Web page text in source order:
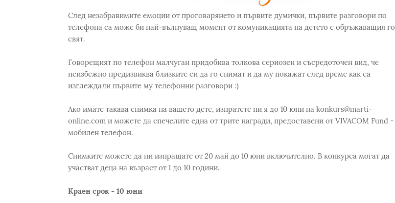
След незабравимите емоции от проговарянето и първите думички, първите разговори по
телефона са може би най-вълнуващ момент от комуникацията на детето с обръжаващия го
свят.
Говорещият по телефон малчуган придобива толкова сериозен и съсредоточен вид, че
неизбежно предизвиква близките си да го снимат и да му покажат след време как са
изглеждали първите му телефонни разговори :)
Ако имате такава снимка на вашето дете, изпратете ни я до 10 юни на konkurs@marti-
online.com и можете да спечелите една от трите награди, предоставени от VIVACOM Fund -
мобилен телефон.
Снимките можете да ни изпращате от 20 май до 10 юни включително. В конкурса могат да
участват деца на възраст от 1 до 10 години.
Краен срок - 10 юни